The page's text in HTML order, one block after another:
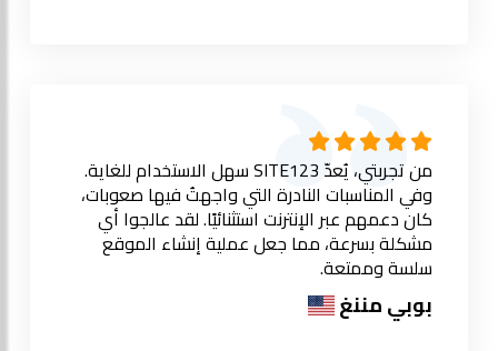
من تجربتي، يُعدّ SITE123 سهل الاستخدام للغاية.
وفي المناسبات النادرة التي واجهتُ فيها صعوبات،
كان دعمهم عبر الإنترنت استثنائيًا. لقد عالجوا أي
مشكلة بسرعة، مما جعل عملية إنشاء الموقع
سلسة وممتعة.
بوبي مننغ